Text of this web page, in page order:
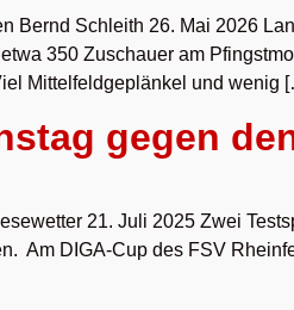
Bernd Schleith 26. Mai 2026
350 Zuschauer am
Mittelfeldgeplänkel und wenig
gegen
21. Juli 2025 Zwei
Am DIGA-Cup des FSV